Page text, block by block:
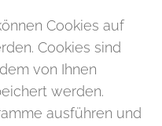
Cookies auf
Cookies sind
von Ihnen
werden.
ausführen und